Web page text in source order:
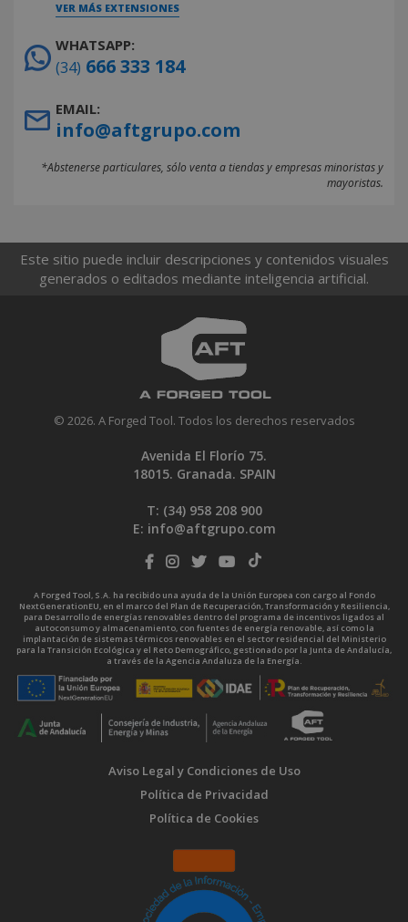
VER MÁS EXTENSIONES
WHATSAPP:
(34) 666 333 184
EMAIL:
info@aftgrupo.com
*Abstenerse particulares, sólo venta a tiendas y empresas minoristas y
mayoristas.
Este sitio puede incluir descripciones y contenidos visuales
generados o editados mediante inteligencia artificial.
© 2026. A Forged Tool. Todos los derechos reservados
Avenida El Florío 75.
18015. Granada. SPAIN
T: (34) 958 208 900
E: info@aftgrupo.com
A Forged Tool, S.A. ha recibido una ayuda de la Unión Europea con cargo al Fondo
NextGenerationEU, en el marco del Plan de Recuperación, Transformación y Resiliencia,
para Desarrollo de energías renovables dentro del programa de incentivos ligados al
autoconsumo y almacenamiento, con fuentes de energía renovable, así como la
implantación de sistemas térmicos renovables en el sector residencial del Ministerio
para la Transición Ecológica y el Reto Demográfico, gestionado por la Junta de Andalucía,
a través de la Agencia Andaluza de la Energía.
Aviso Legal y Condiciones de Uso
Política de Privacidad
Política de Cookies